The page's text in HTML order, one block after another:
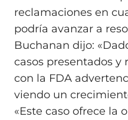
reclamaciones en
podría avanzar a
Buchanan dijo:
casos presentados y
con la FDA
viendo un
«Este caso ofrece la